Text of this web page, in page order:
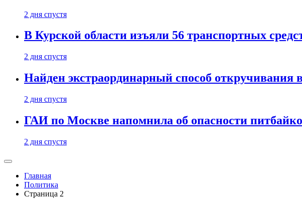
2 дня спустя
В Курской области изъяли 56 транспортных
2 дня спустя
Найден экстраординарный способ откручивания
2 дня спустя
ГАИ по Москве напомнила об опасности
2 дня спустя
Главная
Политика
Страница 2